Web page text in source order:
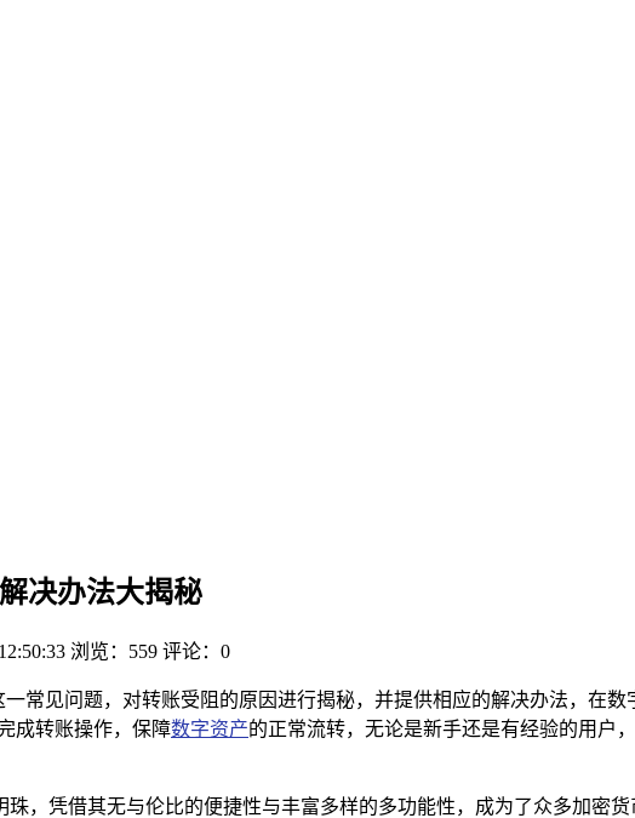
决办法大揭秘
浏览：559 评论：0
常见问题，对转账受阻的原因进行揭秘，并提供相应的解决办法，在
成转账操作，保障数字资产的正常流转，无论是新手还是有经验的用户
，凭借其无与伦比的便捷性与丰富多样的多功能性，成为了众多加密